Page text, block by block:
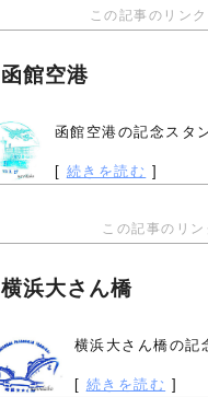
この記事のリンク
函館空港
函館空港の記念スタ
[ 続きを読む ]
この記事のリン
横浜大さん橋
横浜大さん橋の記
[ 続きを読む ]